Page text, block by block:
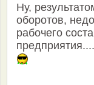
Ну,
оборотов,
рабочего